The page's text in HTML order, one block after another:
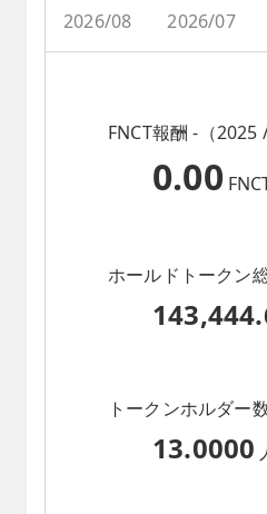
2026/08 2026/07
FNCT報酬 -（2025 /
0.00
ホールドトークン
トークンホルダー
13.0000